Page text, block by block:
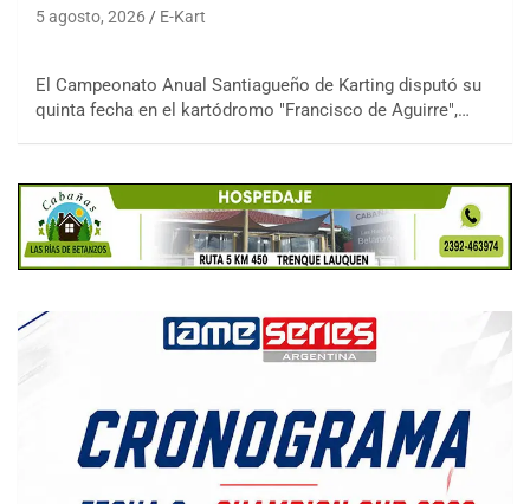
5 agosto, 2026 E-Kart
El Campeonato Anual Santiagueño de Karting disputó su
quinta fecha en el kartódromo "Francisco de Aguirre",…